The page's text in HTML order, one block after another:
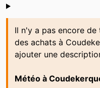
Shoutbox
Il n'y a pas encore
des achats à
ajouter une
Météo à